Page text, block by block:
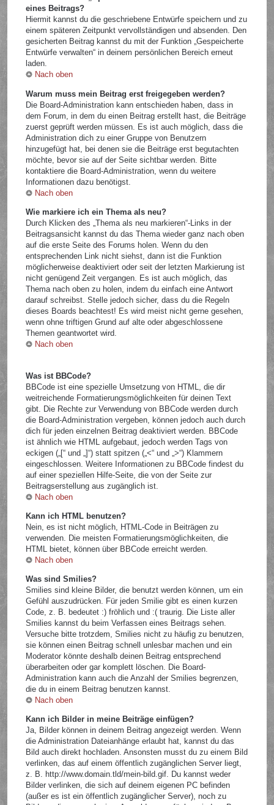
eines Beitrags?
Hiermit kannst du die geschriebene Entwürfe speichern und zu
einem späteren Zeitpunkt vervollständigen und absenden. Den
gesicherten Beitrag kannst du mit der Funktion „Gespeicherte
Entwürfe verwalten“ in deinem persönlichen Bereich erneut
laden.
Nach oben
Warum muss mein Beitrag erst freigegeben werden?
Die Board-Administration kann entschieden haben, dass in
dem Forum, in dem du einen Beitrag erstellt hast, die Beiträge
zuerst geprüft werden müssen. Es ist auch möglich, dass die
Administration dich zu einer Gruppe von Benutzern
hinzugefügt hat, bei denen sie die Beiträge erst begutachten
möchte, bevor sie auf der Seite sichtbar werden. Bitte
kontaktiere die Board-Administration, wenn du weitere
Informationen dazu benötigst.
Nach oben
Wie markiere ich ein Thema als neu?
Durch Klicken des „Thema als neu markieren“-Links in der
Beitragsansicht kannst du das Thema wieder ganz nach oben
auf die erste Seite des Forums holen. Wenn du den
entsprechenden Link nicht siehst, dann ist die Funktion
möglicherweise deaktiviert oder seit der letzten Markierung ist
nicht genügend Zeit vergangen. Es ist auch möglich, das
Thema nach oben zu holen, indem du einfach eine Antwort
darauf schreibst. Stelle jedoch sicher, dass du die Regeln
dieses Boards beachtest! Es wird meist nicht gerne gesehen,
wenn ohne triftigen Grund auf alte oder abgeschlossene
Themen geantwortet wird.
Nach oben
Was ist BBCode?
BBCode ist eine spezielle Umsetzung von HTML, die dir
weitreichende Formatierungsmöglichkeiten für deinen Text
gibt. Die Rechte zur Verwendung von BBCode werden durch
die Board-Administration vergeben, können jedoch auch durch
dich für jeden einzelnen Beitrag deaktiviert werden. BBCode
ist ähnlich wie HTML aufgebaut, jedoch werden Tags von
eckigen („[“ und „]“) statt spitzen („<“ und „>“) Klammern
eingeschlossen. Weitere Informationen zu BBCode findest du
auf einer speziellen Hilfe-Seite, die von der Seite zur
Beitragserstellung aus zugänglich ist.
Nach oben
Kann ich HTML benutzen?
Nein, es ist nicht möglich, HTML-Code in Beiträgen zu
verwenden. Die meisten Formatierungsmöglichkeiten, die
HTML bietet, können über BBCode erreicht werden.
Nach oben
Was sind Smilies?
Smilies sind kleine Bilder, die benutzt werden können, um ein
Gefühl auszudrücken. Für jeden Smilie gibt es einen kurzen
Code, z. B. bedeutet :) fröhlich und :( traurig. Die Liste aller
Smilies kannst du beim Verfassen eines Beitrags sehen.
Versuche bitte trotzdem, Smilies nicht zu häufig zu benutzen,
sie können einen Beitrag schnell unlesbar machen und ein
Moderator könnte deshalb deinen Beitrag entsprechend
überarbeiten oder gar komplett löschen. Die Board-
Administration kann auch die Anzahl der Smilies begrenzen,
die du in einem Beitrag benutzen kannst.
Nach oben
Kann ich Bilder in meine Beiträge einfügen?
Ja, Bilder können in deinem Beitrag angezeigt werden. Wenn
die Administration Dateianhänge erlaubt hat, kannst du das
Bild auch direkt hochladen. Ansonsten musst du zu einem Bild
verlinken, das auf einem öffentlich zugänglichen Server liegt,
z. B. http://www.domain.tld/mein-bild.gif. Du kannst weder
Bilder verlinken, die sich auf deinem eigenen PC befinden
(außer es ist ein öffentlich zugänglicher Server), noch zu